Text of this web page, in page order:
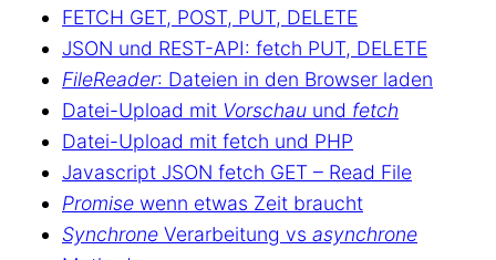
FETCH GET, POST, PUT, DELETE
JSON und REST-API: fetch PUT, DELETE
FileReader: Dateien in den Browser laden
Datei-Upload mit Vorschau und fetch
Datei-Upload mit fetch und PHP
Javascript JSON fetch GET – Read File
Promise wenn etwas Zeit braucht
Synchrone Verarbeitung vs asynchrone